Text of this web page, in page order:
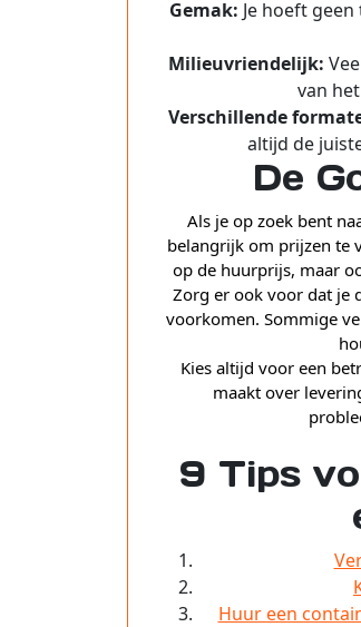
Gemak: Je hoeft
Milieuvriendelijk:
van
Verschillende
altijd de
De
Als je op zoek bent
belangrijk om prijzen te
op de huurprijs, maar
Zorg er ook voor dat je
voorkomen. Sommige
Kies altijd voor een
maakt over
9 Tips
Huur een